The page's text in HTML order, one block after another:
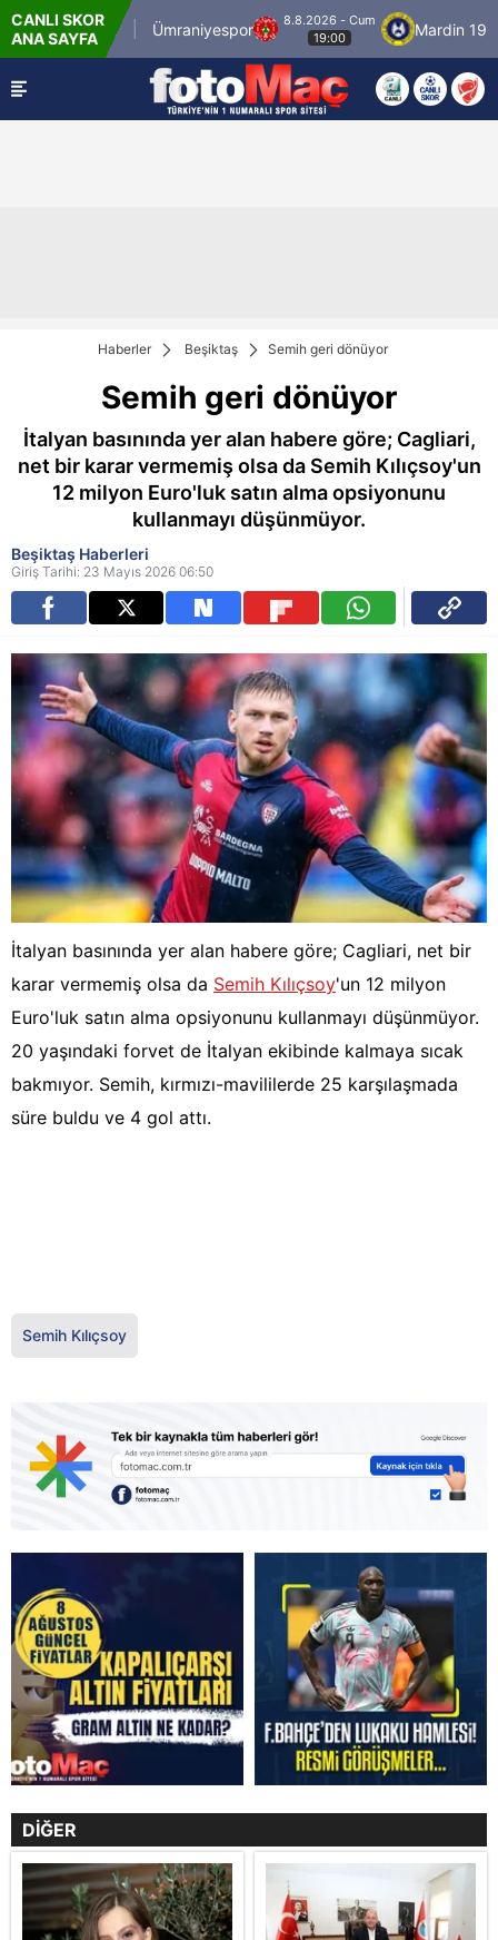
CANLI SKOR
ANA SAYFA
İstanbulspor Ümraniyespor
8.8.2026 - Cum
19:00
Mardin 1969
Haberler Beşiktaş Semih geri dönüyor
Semih geri dönüyor
İtalyan basınında yer alan habere göre; Cagliari,
net bir karar vermemiş olsa da Semih Kılıçsoy'un
12 milyon Euro'luk satın alma opsiyonunu
kullanmayı düşünmüyor.
Beşiktaş Haberleri
Giriş Tarihi: 23 Mayıs 2026 06:50
İtalyan basınında yer alan habere göre; Cagliari, net bir
karar vermemiş olsa da Semih Kılıçsoy'un 12 milyon
Euro'luk satın alma opsiyonunu kullanmayı düşünmüyor.
20 yaşındaki forvet de İtalyan ekibinde kalmaya sıcak
bakmıyor. Semih, kırmızı-mavililerde 25 karşılaşmada
süre buldu ve 4 gol attı.
Semih Kılıçsoy
DİĞER